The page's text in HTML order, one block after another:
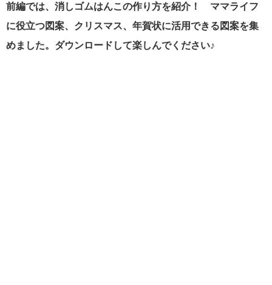
前編では、消しゴムはんこの作り方を紹介！ ママライフ
に役立つ図案、クリスマス、年賀状に活用できる図案を集
めました。ダウンロードして楽しんでください♪